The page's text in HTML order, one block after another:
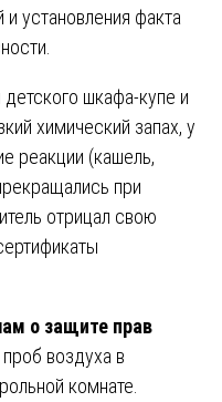
установления факта
шкафа-купе и
химический запах, у
реакции (кашель,
при
отрицал свою
о защите прав
воздуха в
комнате.